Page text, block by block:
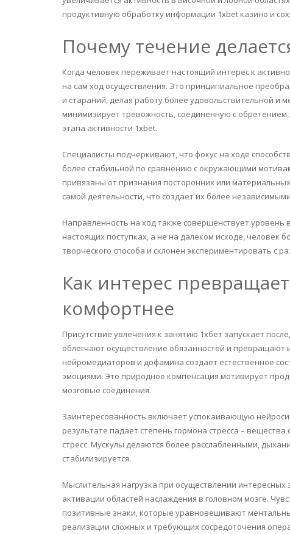
продуктивную обработку информации 1xbet казино и
Почему течение
Когда человек переживает настоящий интерес к
на сам ход осуществления. Это принципиальное
и стараний, делая работу более удовольствительной
минимизирует тревожность, соединенную с
этапа активности 1xbet.
Специалисты подчеркивают, что фокус на ходе
более стабильной по сравнению с окружающими
привязаны от признания посторонних или
самой деятельности, что создает их более
Направленность на ход также совершенствует
настоящих поступках, а не на далеком исходе, человек
творческого способа и склонен экспериментировать с
Как интерес
комфортнее
Присутствие увлечения к занятию 1хбет запускает
облегчают осуществление обязанностей и
нейромедиаторов и дофамина создает естественное
эмоциями. Это природное компенсация мотивирует
мозговые соединения.
Заинтересованность включает успокаивающую
результате падает степень гормона стресса –
стресс. Мускулы делаются более расслабленными,
стабилизируется.
Мыслительная нагрузка при осуществлении интересных
активации областей наслаждения в головном мозге.
позитивные знаки, которые уравновешивают
реализации сложных и требующих сосредоточения